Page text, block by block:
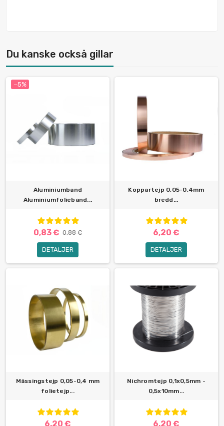
Du kanske också gillar
−5%
Aluminiumband
Aluminiumfolieband...
0,83 € 0,88 €
DETALJER
Koppartejp 0,05-0,4mm
bredd...
6,20 €
DETALJER
Mässingstejp 0,05-0,4 mm
folietejp...
6,20 €
Nichromtejp 0,1x0,5mm -
0,5x10mm...
6,20 €